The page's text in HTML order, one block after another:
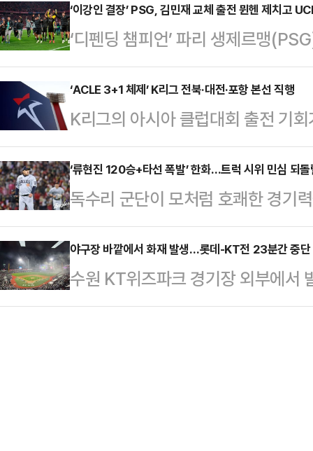
탰다.김혜성은 7일(한국시각) 미국
2026 메이저리그(MLB) 휴스턴 애
수로 선발 출전해 5타수 2안타 1득
성한 김혜성의 시즌 타율은 0.314
물러난 김혜성은 팀이 9-1로 크게
방…
‘이강인 결장’ PSG, 김민재 교체 출전 뮌헨 제치고
‘디펜딩 챔피언’ 파리 생제르맹
년 연속 유럽축구연맹(UEFA) 챔
이스 엔리케 감독이 이끄는 PSG는
리안츠 아레나에서 열린 2025-26
뮌헨과 1-1 무승부를 기록했다.지
리했던 PSG는 합산 점수 6-5로 뮌
는 전날 아틀레티코 마드리드(스
‘ACLE 3+1 체제’ K리그 전북·대전·포항 본선 직행
K리그의 아시아 클럽대회 출전 기
(AFC)이 대회 규모를 키우면서 K
를 누빈다.AFC는 지난달 29일 집
피언스리그 엘리트(ACLE)’ 본선
로 확대하기로 최종 확정했다. 이에
됐는데, K리그는 ACLE 본선 직행
위 대회인 ACL2 본선 직행권 1장
에…
‘류현진 120승+타선 폭발’ 한화…트럭 시위 민심 되돌
독수리 군단이 모처럼 호쾌한 경기
한화 이글스는 6일 광주-기아 챔피
KBO리그’ KIA 타이거즈와의 원정
3일 대구 삼성전부터 이어진 2연패
을 마련했다.승리의 밑그림은 베테
야구장 바깥에서 화재 발생…롯데-KT전 23분간 중단
수원 KT위즈파크 경기장 외부에서
돌발 상황이 발생했다.6일 수원